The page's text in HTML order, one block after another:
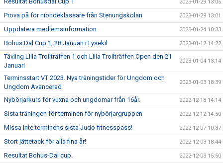
2023-01-29 13:05
Prova på för niondeklassare från Stenungskolan 2023-01-29 13:01
Uppdatera medlemsinformation 2023-01-24 10:33
Bohus Dal Cup 1, 28 Januari i Lysekil 2023-01-12 14:22
Tävling Lilla Trollträffen 1 och Lilla Trollträffen Open den 21
Januari
2023-01-04 13:14
Terminsstart VT 2023. Nya träningstider för Ungdom och
Ungdom Avancerad
2023-01-03 18:39
Nybörjarkurs för vuxna och ungdomar från 16år. 2022-12-18 14:14
Sista träningen för terminen för nybörjargruppen 2022-12-12 14:50
Missa inte terminens sista Judo-fitnesspass! 2022-12-07 10:37
Stort jättetack för alla fina år! 2022-12-03 18:44
Resultat Bohus-Dal cup. 2022-12-03 15:50